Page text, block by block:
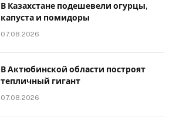
В Казахстане подешевели огурцы,
капуста и помидоры
07.08.2026
В Актюбинской области построят
тепличный гигант
07.08.2026